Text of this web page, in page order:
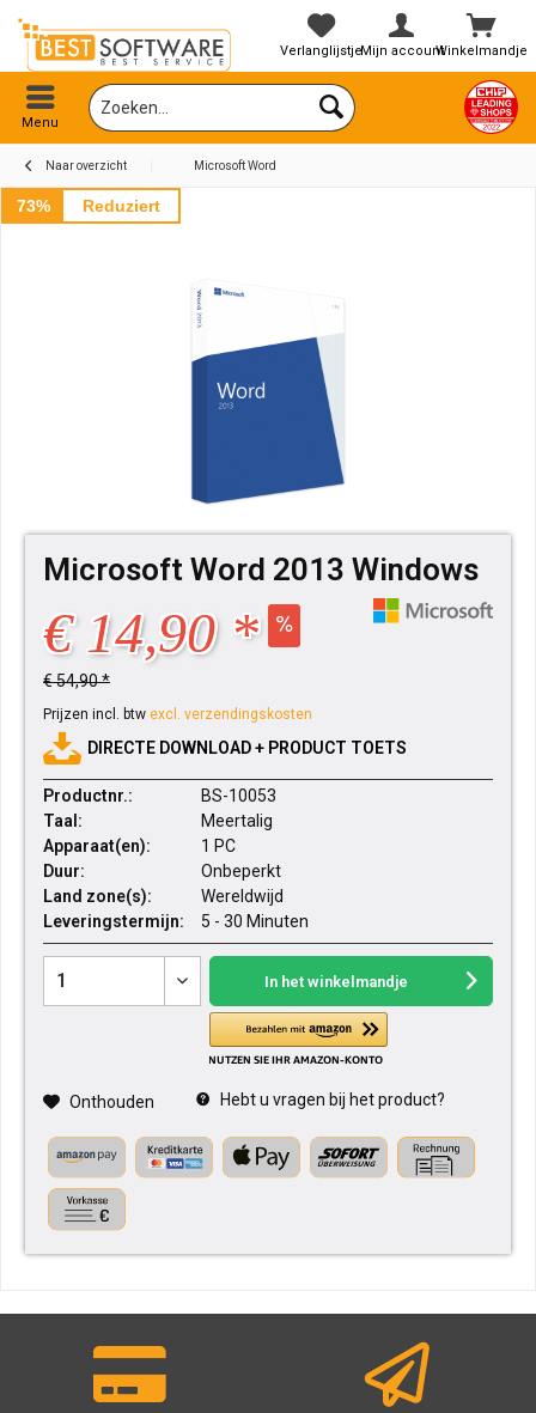
Winkelmandje
VerlanglijstjeMijn account
Menu
Naar overzicht Microsoft Word
73% Reduziert
Microsoft Word 2013 Windows
€ 14,90 *
€ 54,90 *
Prijzen incl. btw excl. verzendingskosten
DIRECTE DOWNLOAD + PRODUCT TOETS
Productnr.:
BS-10053
Taal:
Meertalig
Apparaat(en):
1 PC
Duur:
Onbeperkt
Land zone(s):
Wereldwijd
Leveringstermijn:
5 - 30 Minuten
In het winkelmandje
Onthouden Hebt u vragen bij het product?